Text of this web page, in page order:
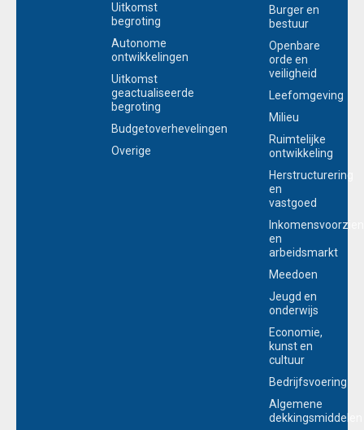
Uitkomst
begroting
Autonome
ontwikkelingen
Uitkomst
geactualiseerde
begroting
Budgetoverhevelingen
Overige
Burger en
bestuur
Openbare
orde en
veiligheid
Leefomgeving
Milieu
Ruimtelijke
ontwikkeling
Herstructurering
en
vastgoed
en
arbeidsmarkt
Meedoen
Jeugd en
onderwijs
Economie,
kunst en
cultuur
Bedrijfsvoering
Algemene
dekkingsmiddelen